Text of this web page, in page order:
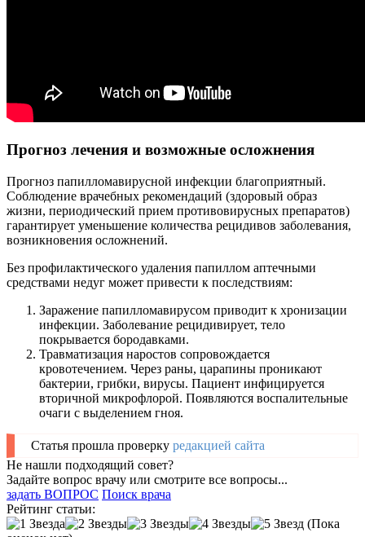
Прогноз лечения и возможные осложнения
Прогноз папилломавирусной инфекции благоприятный.
Соблюдение врачебных рекомендаций (здоровый образ
жизни, периодический прием противовирусных препаратов)
гарантирует уменьшение количества рецидивов заболевания,
возникновения осложнений.
Без профилактического удаления папиллом аптечными
средствами недуг может привести к последствиям:
Заражение папилломавирусом приводит к хронизации
инфекции. Заболевание рецидивирует, тело
покрывается бородавками.
Травматизация наростов сопровождается
кровотечением. Через раны, царапины проникают
бактерии, грибки, вирусы. Пациент инфицируется
вторичной микрофлорой. Появляются воспалительные
очаги с выделением гноя.
Статья прошла проверку редакцией сайта
Не нашли подходящий совет?
Задайте вопрос врачу или смотрите все вопросы...
задать ВОПРОС Поиск врача
Рейтинг статьи:
(Пока